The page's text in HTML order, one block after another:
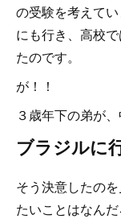
の受験を考えて
にも行き、高校
たのです。
が！！
３歳年下の弟が
ブラジルに
そう決意したの
たいことはなん